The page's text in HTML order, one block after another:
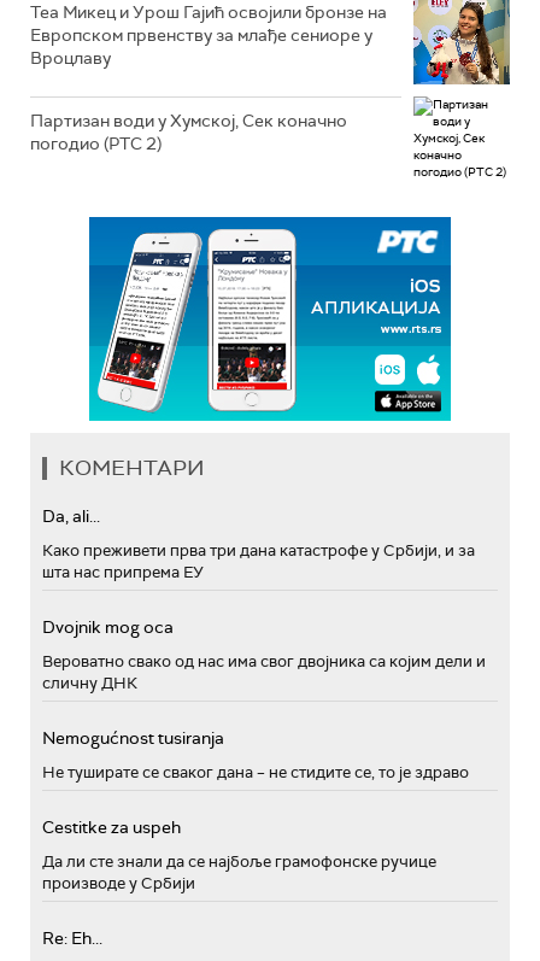
Теа Микец и Урош Гајић освојили бронзе на
Европском првенству за млађе сениоре у
Вроцлаву
Партизан води у Хумској, Сек коначно
погодио (РТС 2)
КОМЕНТАРИ
Da, ali...
Како преживети прва три дана катастрофе у Србији, и за
шта нас припрема ЕУ
Dvojnik mog oca
Вероватно свако од нас има свог двојника са којим дели и
сличну ДНК
Nemogućnost tusiranja
Не туширате се сваког дана – не стидите се, то је здраво
Cestitke za uspeh
Да ли сте знали да се најбоље грамофонске ручице
производе у Србији
Re: Eh...